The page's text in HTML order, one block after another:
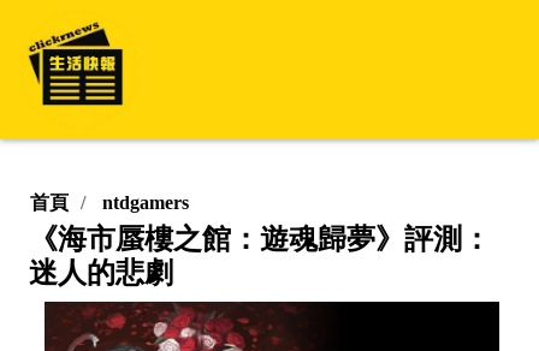
首頁 ntdgamers
《海市蜃樓之館：遊魂歸夢》評測：
迷人的悲劇